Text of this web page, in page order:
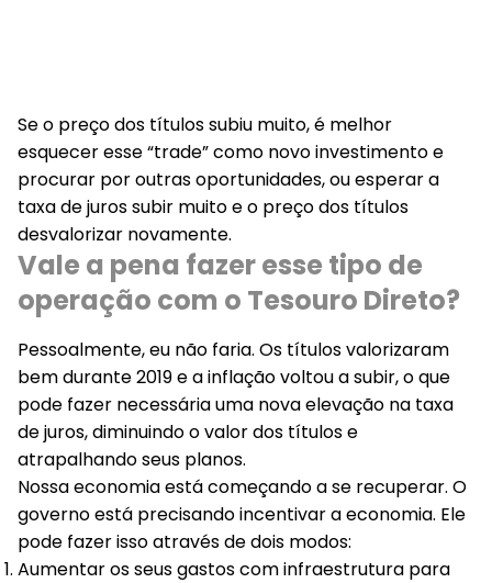
Se o preço dos títulos subiu muito, é melhor
esquecer esse “trade” como novo investimento e
procurar por outras oportunidades, ou esperar a
taxa de juros subir muito e o preço dos títulos
desvalorizar novamente.
Vale a pena fazer esse tipo de
operação com o Tesouro Direto?
Pessoalmente, eu não faria. Os títulos valorizaram
bem durante 2019 e a inflação voltou a subir, o que
pode fazer necessária uma nova elevação na taxa
de juros, diminuindo o valor dos títulos e
atrapalhando seus planos.
Nossa economia está começando a se recuperar. O
governo está precisando incentivar a economia. Ele
pode fazer isso através de dois modos:
Aumentar os seus gastos com infraestrutura para